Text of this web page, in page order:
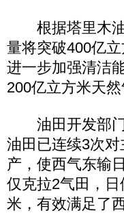
根据塔里木油
量将突破400亿
进一步加强清洁
200亿立方米天
油田开发部门
油田已连续3次
产，使西气东输
仅克拉2气田，
米，有效满足了